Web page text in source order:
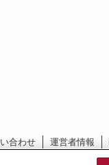
合わせ 運営者情報